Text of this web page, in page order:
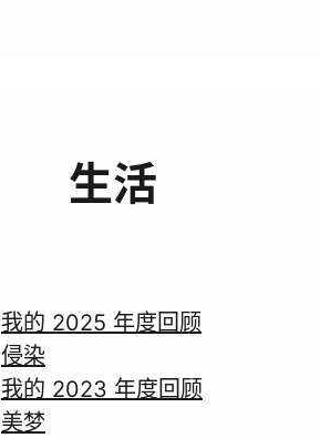
生活
我的 2025 年度回顾
侵染
我的 2023 年度回顾
美梦